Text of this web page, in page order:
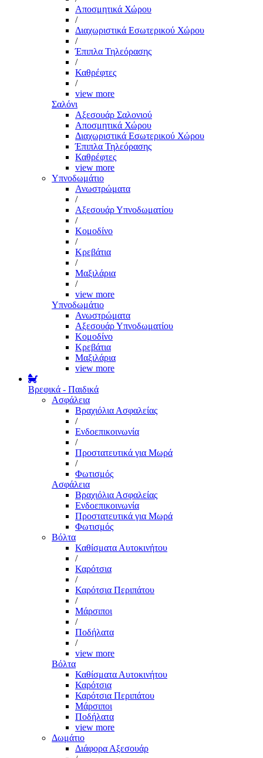
Αποσμητικά Χώρου
/
Διαχωριστικά Εσωτερικού Χώρου
/
Έπιπλα Τηλεόρασης
/
Καθρέφτες
/
view more
Σαλόνι
Αξεσουάρ Σαλονιού
Αποσμητικά Χώρου
Διαχωριστικά Εσωτερικού Χώρου
Έπιπλα Τηλεόρασης
Καθρέφτες
view more
Υπνοδωμάτιο
Ανωστρώματα
/
Αξεσουάρ Υπνοδωματίου
/
Κομοδίνο
/
Κρεβάτια
/
Μαξιλάρια
/
view more
Υπνοδωμάτιο
Ανωστρώματα
Αξεσουάρ Υπνοδωματίου
Κομοδίνο
Κρεβάτια
Μαξιλάρια
view more
Βρεφικά - Παιδικά
Ασφάλεια
Βραχιόλια Ασφαλείας
/
Ενδοεπικοινωνία
/
Προστατευτικά για Μωρά
/
Φωτισμός
Ασφάλεια
Βραχιόλια Ασφαλείας
Ενδοεπικοινωνία
Προστατευτικά για Μωρά
Φωτισμός
Βόλτα
Καθίσματα Αυτοκινήτου
/
Καρότσια
/
Καρότσια Περιπάτου
/
Μάρσιποι
/
Ποδήλατα
/
view more
Βόλτα
Καθίσματα Αυτοκινήτου
Καρότσια
Καρότσια Περιπάτου
Μάρσιποι
Ποδήλατα
view more
Δωμάτιο
Διάφορα Αξεσουάρ